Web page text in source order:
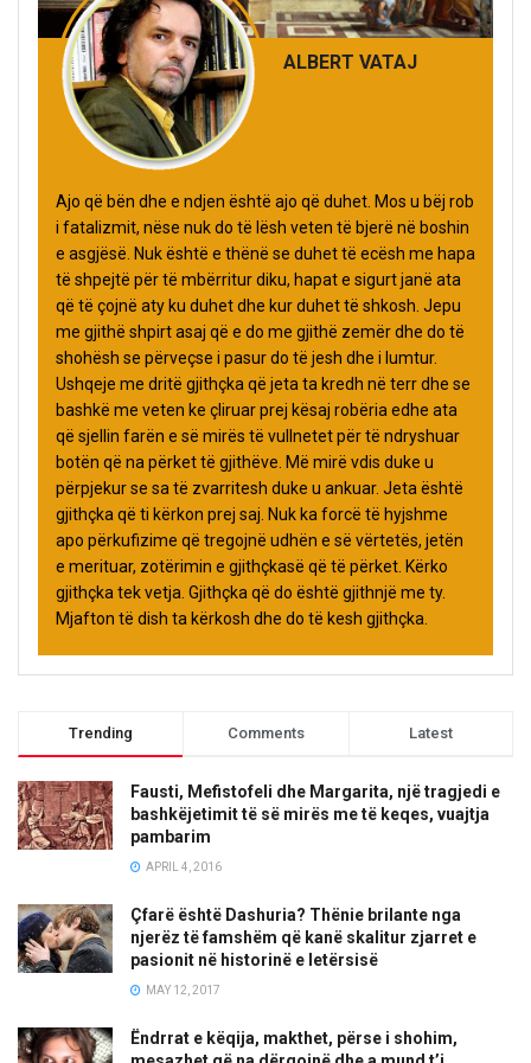
ALBERT VATAJ
Ajo që bën dhe e ndjen është ajo që duhet. Mos u bëj rob
i fatalizmit, nëse nuk do të lësh veten të bjerë në boshin
e asgjësë. Nuk është e thënë se duhet të ecësh me hapa
të shpejtë për të mbërritur diku, hapat e sigurt janë ata
që të çojnë aty ku duhet dhe kur duhet të shkosh. Jepu
me gjithë shpirt asaj që e do me gjithë zemër dhe do të
shohësh se përveçse i pasur do të jesh dhe i lumtur.
Ushqeje me dritë gjithçka që jeta ta kredh në terr dhe se
bashkë me veten ke çliruar prej kësaj robëria edhe ata
që sjellin farën e së mirës të vullnetet për të ndryshuar
botën që na përket të gjithëve. Më mirë vdis duke u
përpjekur se sa të zvarritesh duke u ankuar. Jeta është
gjithçka që ti kërkon prej saj. Nuk ka forcë të hyjshme
apo përkufizime që tregojnë udhën e së vërtetës, jetën
e merituar, zotërimin e gjithçkasë që të përket. Kërko
gjithçka tek vetja. Gjithçka që do është gjithnjë me ty.
Mjafton të dish ta kërkosh dhe do të kesh gjithçka.
Trending Comments Latest
Fausti, Mefistofeli dhe Margarita, një tragjedi e
bashkëjetimit të së mirës me të keqes, vuajtja
pambarim
APRIL 4, 2016
Çfarë është Dashuria? Thënie brilante nga
njerëz të famshëm që kanë skalitur zjarret e
pasionit në historinë e letërsisë
MAY 12, 2017
Ëndrrat e këqija, makthet, përse i shohim,